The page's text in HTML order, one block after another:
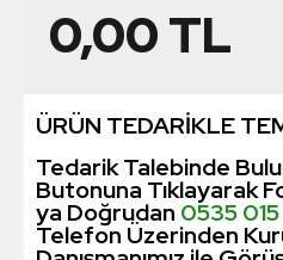
0,00TL
ÜRÜN TEDARİKLE
Tedarik Talebinde
Butonuna Tıklayarak
ya Doğrudan 0535
Telefon Üzerinden